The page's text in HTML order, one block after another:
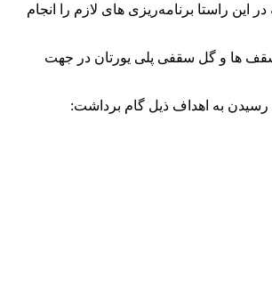
این راستا برنامه‌ریزی های لازم را انجام
سقف ها و گل سقفی پلی یورتان در جهت
به اهداف ذیل گام برداشت: